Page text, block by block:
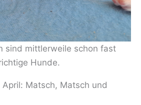
sind mittlerweile schon fast
Hunde.
Matsch, Matsch und